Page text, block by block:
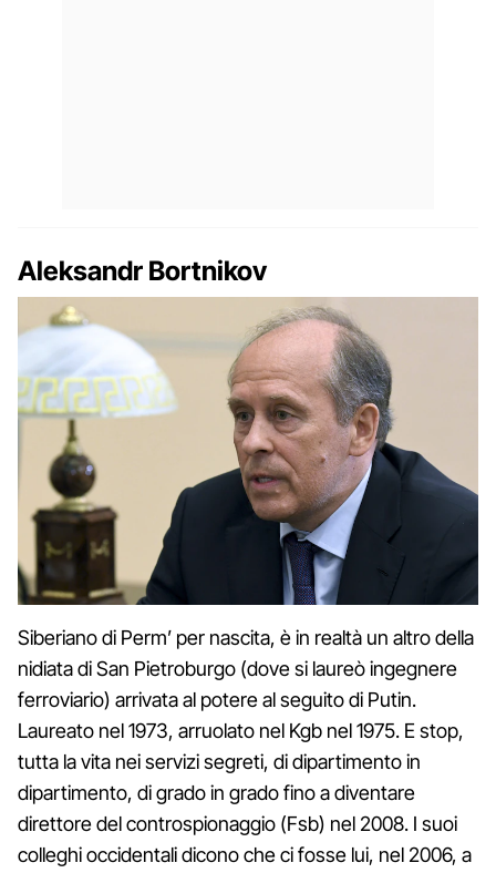
Aleksandr Bortnikov
Siberiano di Perm’ per nascita, è in realtà un altro della
nidiata di San Pietroburgo (dove si laureò ingegnere
ferroviario) arrivata al potere al seguito di Putin.
Laureato nel 1973, arruolato nel Kgb nel 1975. E stop,
tutta la vita nei servizi segreti, di dipartimento in
dipartimento, di grado in grado fino a diventare
direttore del controspionaggio (Fsb) nel 2008. I suoi
colleghi occidentali dicono che ci fosse lui, nel 2006, a